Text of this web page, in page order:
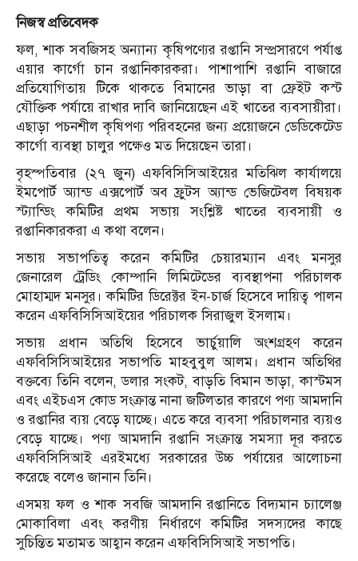
নিজস্ব প্রতিবেদক
ফল, শাক সবজিসহ অন্যান্য কৃষিপণ্যের রপ্তানি সম্প্রসারণে পর্যাপ্ত
এয়ার কার্গো চান রপ্তানিকারকরা। পাশাপাশি রপ্তানি বাজারে
প্রতিযোগিতায় টিকে থাকতে বিমানের ভাড়া বা ফ্রেইট কস্ট
যৌক্তিক পর্যায়ে রাখার দাবি জানিয়েছেন এই খাতের ব্যবসায়ীরা।
এছাড়া পচনশীল কৃষিপণ্য পরিবহনের জন্য প্রয়োজনে ডেডিকেটেড
কার্গো ব্যবস্থা চালুর পক্ষেও মত দিয়েছেন তারা।
বৃহস্পতিবার (২৭ জুন) এফবিসিসিআইয়ের মতিঝিল কার্যালয়ে
ইমপোর্ট অ্যান্ড এক্সপোর্ট অব ফ্রুটস অ্যান্ড ভেজিটেবল বিষয়ক
স্ট্যান্ডিং কমিটির প্রথম সভায় সংশ্লিষ্ট খাতের ব্যবসায়ী ও
রপ্তানিকারকরা এ কথা বলেন।
সভায় সভাপতিত্ব করেন কমিটির চেয়ারম্যান এবং মনসুর
জেনারেল ট্রেডিং কোম্পানি লিমিটেডের ব্যবস্থাপনা পরিচালক
মোহাম্মদ মনসুর। কমিটির ডিরেক্টর ইন-চার্জ হিসেবে দায়িত্ব পালন
করেন এফবিসিসিআইয়ের পরিচালক সিরাজুল ইসলাম।
সভায় প্রধান অতিথি হিসেবে ভার্চুয়ালি অংশগ্রহণ করেন
এফবিসিসিআইয়ের সভাপতি মাহবুবুল আলম। প্রধান অতিথির
বক্তব্যে তিনি বলেন, ডলার সংকট, বাড়তি বিমান ভাড়া, কাস্টমস
এবং এইচএস কোড সংক্রান্ত নানা জটিলতার কারণে পণ্য আমদানি
ও রপ্তানির ব্যয় বেড়ে যাচ্ছে। এতে করে ব্যবসা পরিচালনার ব্যয়ও
বেড়ে যাচ্ছে। পণ্য আমদানি রপ্তানি সংক্রান্ত সমস্যা দূর করতে
এফবিসিসিআই এরইমধ্যে সরকারের উচ্চ পর্যায়ের আলোচনা
করেছে বলেও জানান তিনি।
এসময় ফল ও শাক সবজি আমদানি রপ্তানিতে বিদ্যমান চ্যালেঞ্জ
মোকাবিলা এবং করণীয় নির্ধারণে কমিটির সদস্যদের কাছে
সুচিন্তিত মতামত আহ্বান করেন এফবিসিসিআই সভাপতি।